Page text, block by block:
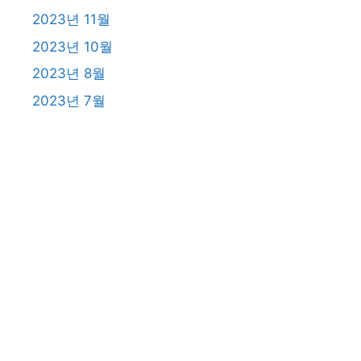
2023년 11월
2023년 10월
2023년 8월
2023년 7월